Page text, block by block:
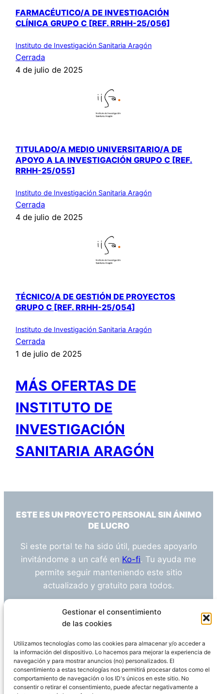
Gestionar el consentimiento
de las cookies
Utilizamos tecnologías como las cookies para almacenar y/o acceder a
la información del dispositivo. Lo hacemos para mejorar la experiencia de
navegación y para mostrar anuncios (no) personalizados. El
consentimiento a estas tecnologías nos permitirá procesar datos como el
comportamiento de navegación o los ID's únicos en este sitio. No
consentir o retirar el consentimiento, puede afectar negativamente a
FARMACÉUTICO/A DE INVESTIGACIÓN
CLÍNICA GRUPO C [REF. RRHH-25/056]
Instituto de Investigación Sanitaria Aragón
Cerrada
4 de julio de 2025
TITULADO/A MEDIO UNIVERSITARIO/A DE
APOYO A LA INVESTIGACIÓN GRUPO C [REF.
RRHH-25/055]
Instituto de Investigación Sanitaria Aragón
Cerrada
4 de julio de 2025
TÉCNICO/A DE GESTIÓN DE PROYECTOS
GRUPO C [REF. RRHH-25/054]
Instituto de Investigación Sanitaria Aragón
Cerrada
1 de julio de 2025
MÁS OFERTAS DE
INSTITUTO DE
INVESTIGACIÓN
SANITARIA ARAGÓN
ESTE ES UN PROYECTO PERSONAL SIN ÁNIMO
DE LUCRO
Si este portal te ha sido útil, puedes apoyarlo
invitándome a un café en Ko-fi. Tu ayuda me
permite seguir manteniendo este sitio
actualizado y gratuito para todos.
¿Tienes alguna duda o sugerencia? Escríbeme
info@empleosanitarioinvestigacion.es
Descargo de Responsabilidad
Declaración de Privacidad Política de cookies